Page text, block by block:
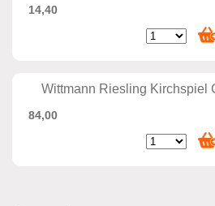
14,40
Wittmann Riesling Kirchspiel
84,00